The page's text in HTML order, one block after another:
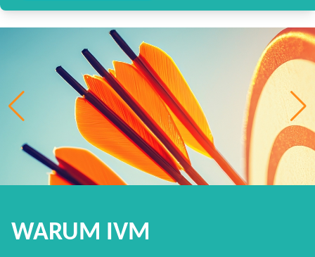
WARUM IVM